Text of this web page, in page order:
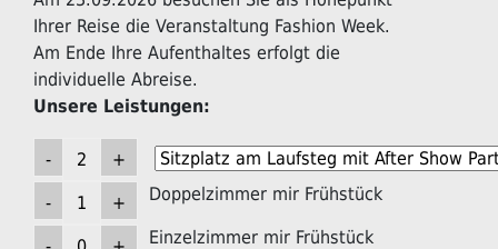
Ihrer Reise die Veranstaltung Fashion Week.
Am Ende Ihre Aufenthaltes erfolgt die
individuelle Abreise.
Unsere Leistungen:
Doppelzimmer mir Frühstück
Einzelzimmer mir Frühstück